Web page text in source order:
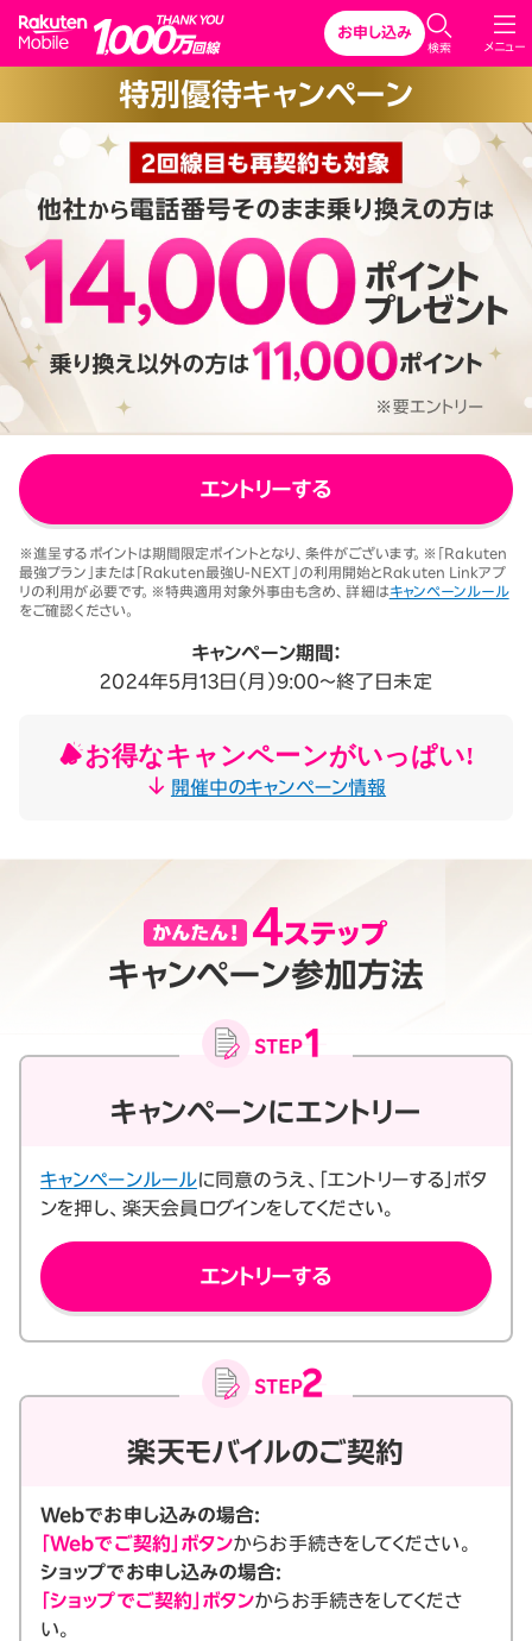
Rakuten Mobile
メニュー
検索
お申し込み
特別優待キャンペーン
エントリーする
※進呈するポイントは期間限定ポイントとなり、条件がございます。※「Rakuten
最強プラン」または「Rakuten最強U-NEXT」の利用開始とRakuten Linkアプ
リの利用が必要です。※特典適用対象外事由も含め、詳細はキャンペーンルール
をご確認ください。
キャンペーン期間：
2024年5月13日（月）9:00～終了日未定
お得なキャンペーンがいっぱい!
開催中のキャンペーン情報
キャンペーン参加方法
キャンペーンにエントリー
キャンペーンルールに同意のうえ、「エントリーする」ボタ
ンを押し、楽天会員ログインをしてください。
エントリーする
楽天モバイルのご契約
Webでお申し込みの場合:
「Webでご契約」ボタンからお手続きをしてください。
ショップでお申し込みの場合:
「ショップでご契約」ボタンからお手続きをしてくださ
い。
※1 同一名義で累計5回線以上ご契約の場合、2025年11月19日より1回
線につき3,500円（税込3,850円、開通翌々月に確定）。「累計」とは、楽
天モバイルがサービスを本格開始した2020年4月8日以降に契約され
たすべての回線（解約済みの回線も含む）の合計数を指します。
C
l
s
e